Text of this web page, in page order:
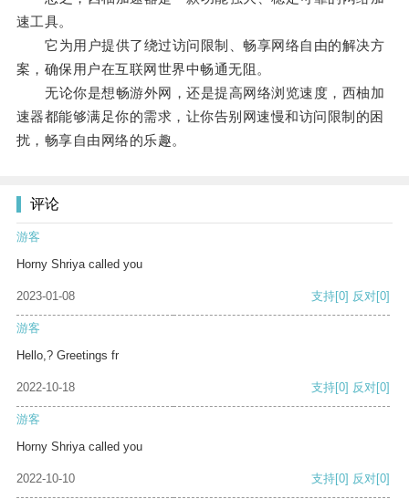
速工具。
它为用户提供了绕过访问限制、畅享网络自由的解决方
案，确保用户在互联网世界中畅通无阻。
无论你是想畅游外网，还是提高网络浏览速度，西柚加
速器都能够满足你的需求，让你告别网速慢和访问限制的困
扰，畅享自由网络的乐趣。
评论
游客
Horny Shriya called you
2023-01-08 支持[0] 反对[0]
游客
Hello,? Greetings fr
2022-10-18 支持[0] 反对[0]
游客
Horny Shriya called you
2022-10-10 支持[0] 反对[0]